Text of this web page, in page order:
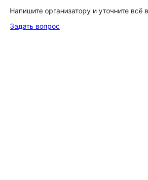
Напишите организатору и уточните всё
Задать вопрос